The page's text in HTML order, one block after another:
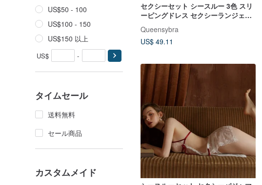
US$50 - 100
US$100 - 150
US$150 以上
US$ -
タイムセール
送料無料
セール商品
カスタムメイド
セクシーセット シースルー 3色 スリ
ーピングドレス セクシーランジェリ
Queensybra
US$ 49.11